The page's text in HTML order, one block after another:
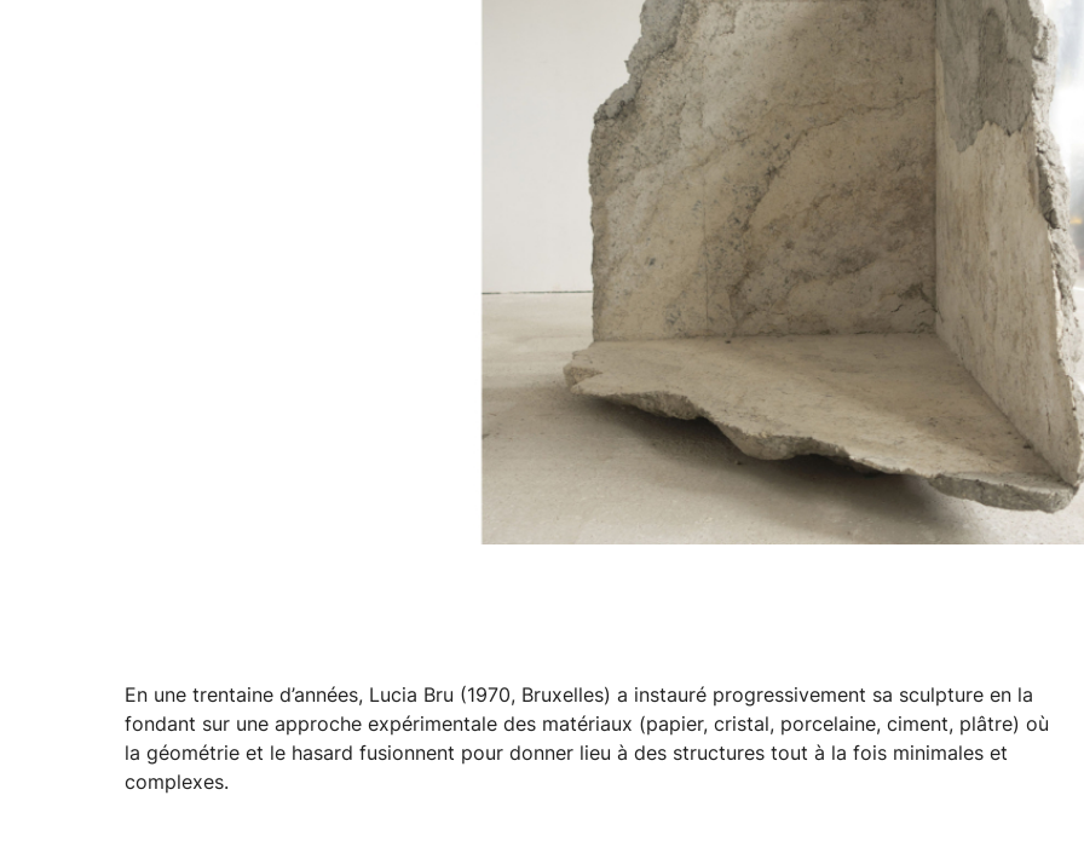
En une trentaine d’années, Lucia Bru (1970, Bruxelles) a instauré progressivement sa sculpture en la
fondant sur une approche expérimentale des matériaux (papier, cristal, porcelaine, ciment, plâtre) où
la géométrie et le hasard fusionnent pour donner lieu à des structures tout à la fois minimales et
complexes.